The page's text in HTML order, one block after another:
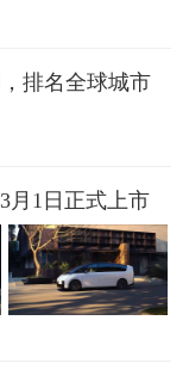
排名全球城市
月1日正式上市